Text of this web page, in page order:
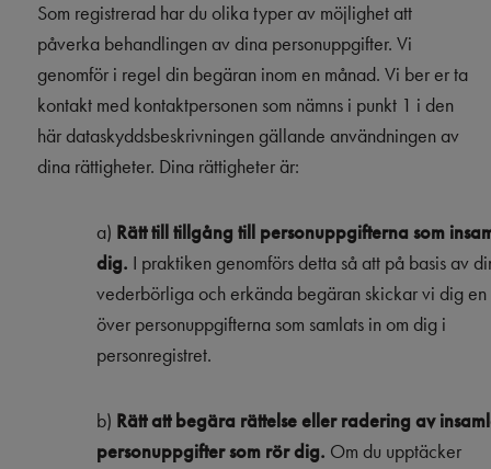
Som registrerad har du olika typer av möjlighet att
påverka behandlingen av dina personuppgifter. Vi
genomför i regel din begäran inom en månad. Vi ber er ta
kontakt med kontaktpersonen som nämns i punkt 1 i den
här dataskyddsbeskrivningen gällande användningen av
dina rättigheter. Dina rättigheter är:
a) Rätt till tillgång till personuppgifterna som
dig. I praktiken genomförs detta så att på basis av
vederbörliga och erkända begäran skickar vi dig
över personuppgifterna som samlats in om dig i
personregistret.
b) Rätt att begära rättelse eller radering av
personuppgifter som rör dig. Om du upptäcker